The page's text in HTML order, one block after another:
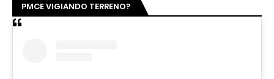
PMCE VIGIANDO TERRENO?